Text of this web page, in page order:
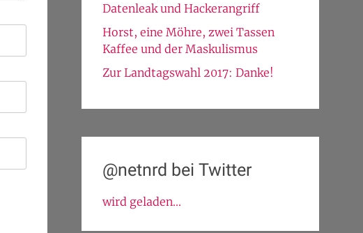
Datenleak und Hackerangriff
Horst, eine Möhre, zwei Tassen
Kaffee und der Maskulismus
Zur Landtagswahl 2017: Danke!
@netnrd bei Twitter
wird geladen...